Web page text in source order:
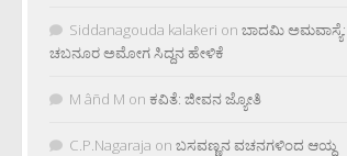
Siddanagouda kalakeri on ಬಾದಮಿ ಅಮವಾಸ್ಯೆ:
ಚಬನೂರ ಅಮೋಗ ಸಿದ್ದನ ಹೇಳಿಕೆ
M âñd M on ಕವಿತೆ: ಜೀವನ ಜ್ಯೋತಿ
C.P.Nagaraja on ಬಸವಣ್ಣನ ವಚನಗಳಿಂದ ಆಯ್ದ